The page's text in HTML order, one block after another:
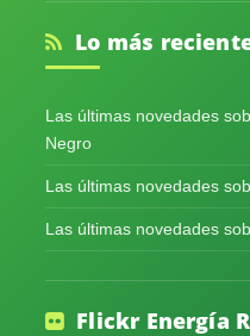
Lo más
Las últimas novedades
Negro
Las últimas novedades
Las últimas novedades
Flickr Energía